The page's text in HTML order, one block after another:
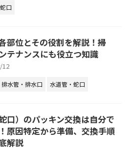
口
部位とその役割を解説！掃
テナンスにも役立つ知識
12
排水管・排水口 水道管・蛇口
口）のパッキン交換は自分で
原因特定から準備、交換手順
解説